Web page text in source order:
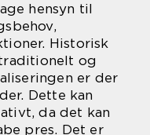
hensyn til
Historisk
og
er der
Dette kan
da det kan
pres. Det er